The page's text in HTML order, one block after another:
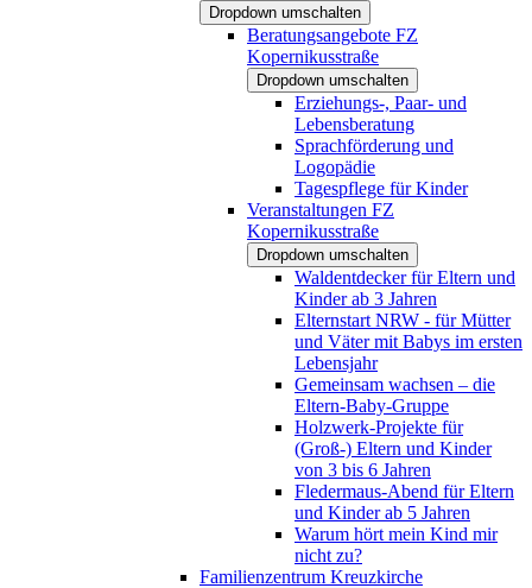
Dropdown umschalten
Beratungsangebote FZ
Kopernikusstraße
Dropdown umschalten
Erziehungs-, Paar- und
Lebensberatung
Sprachförderung und
Logopädie
Tagespflege für Kinder
Veranstaltungen FZ
Kopernikusstraße
Dropdown umschalten
Waldentdecker für Eltern und
Kinder ab 3 Jahren
Elternstart NRW - für Mütter
und Väter mit Babys im ersten
Lebensjahr
Gemeinsam wachsen – die
Eltern-Baby-Gruppe
Holzwerk-Projekte für
(Groß-) Eltern und Kinder
von 3 bis 6 Jahren
Fledermaus-Abend für Eltern
und Kinder ab 5 Jahren
Warum hört mein Kind mir
nicht zu?
Familienzentrum Kreuzkirche